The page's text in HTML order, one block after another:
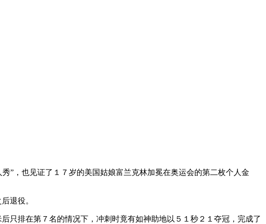
”，也见证了１７岁的美国姑娘富兰克林加冕在奥运会的第二枚个人金
退役。
只排在第７名的情况下，冲刺时竟有如神助地以５１秒２１夺冠，完成了